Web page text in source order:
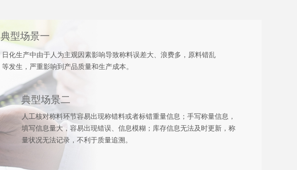
典型场景一
典型场景二
日化生产中由于人为主观因素影响导致称料误差大、浪费多，原料错乱
等发生，严重影响到产品质量和生产成本。
人工核对称料环节容易出现称错料或者标错重量信息；手写称量信息，
填写信息量大，容易出现错误、信息模糊；库存信息无法及时更新，称
量状况无法记录，不利于质量追溯。